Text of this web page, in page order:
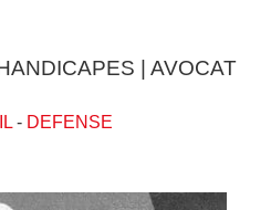
| AVOCAT
- DEFENSE